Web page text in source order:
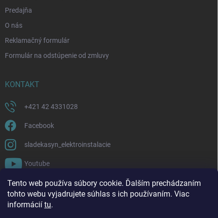
Tento web používa súbory cookie. Ďalším prechádzaním
tohto webu vyjadrujete súhlas s ich používaním. Viac
informácií tu.
Predajňa
O nás
Reklamačný formulár
Formulár na odstúpenie od zmluvy
KONTAKT
+421 42 4331028
Facebook
sladekasyn_elektroinstalacie
Youtube
FACEBOOK